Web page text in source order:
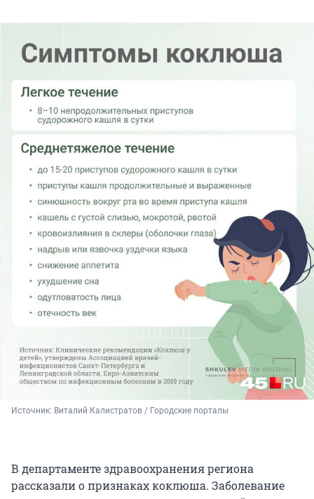
Источник: Виталий Калистратов / Городские порталы
В департаменте здравоохранения региона
рассказали о признаках коклюша. Заболевание